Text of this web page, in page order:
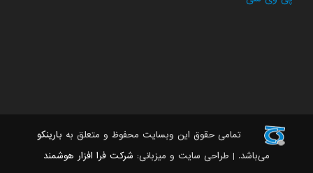
تمامی حقوق این وبسایت محفوظ و متعلق به بارینکو
می‌باشد. | طراحی سایت و میزبانی: شرکت فرا افزار هوشمند